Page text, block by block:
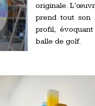
originale.
prend tout son
profil,
balle de golf.